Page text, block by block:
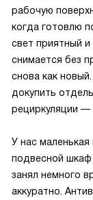
рабочую
когда готовлю
свет приятный
снимается без
снова как
докупить
рециркуляции —
У нас маленькая
подвесной
занял немного
аккуратно.